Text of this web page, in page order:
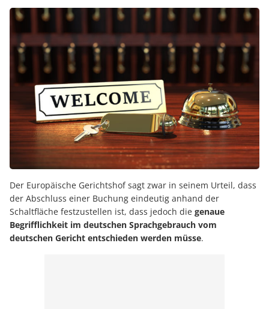
Der Europäische Gerichtshof sagt zwar in seinem Urteil, dass
der Abschluss einer Buchung eindeutig anhand der
Schaltfläche festzustellen ist, dass jedoch die genaue
Begrifflichkeit im deutschen Sprachgebrauch vom
deutschen Gericht entschieden werden müsse.